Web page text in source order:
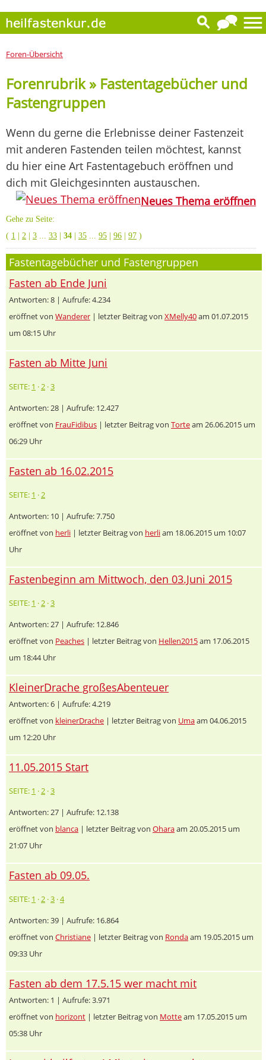
Foren-Übersicht
Forenrubrik » Fastentagebücher und
Fastengruppen
Wenn du gerne die Erlebnisse deiner Fastenzeit
mit anderen Fastenden teilen möchtest, kannst
du hier eine Art Fastentagebuch eröffnen und
dich mit Gleichgesinnten austauschen.
Neues Thema eröffnen
Gehe zu Seite:
( 1 2 3 33 34 35 95 96 97 )
Fastentagebücher und Fastengruppen
Fasten ab Ende Juni
Antworten: 8 | Aufrufe: 4.234
eröffnet von Wanderer | letzter Beitrag von XMelly40am 01.07.2015
um 08:15 Uhr
Fasten ab Mitte Juni
SEITE: 1 ·2 ·3
Antworten: 28 | Aufrufe: 12.427
eröffnet von FrauFidibus | letzter Beitrag von Torteam 26.06.2015 um
06:29 Uhr
Fasten ab 16.02.2015
SEITE: 1 ·2
Antworten: 10 | Aufrufe: 7.750
eröffnet von herli | letzter Beitrag von herliam 18.06.2015 um 10:07
Uhr
Fastenbeginn am Mittwoch, den 03.Juni 2015
SEITE: 1 ·2 ·3
Antworten: 27 | Aufrufe: 12.846
eröffnet von Peaches | letzter Beitrag von Hellen2015am 17.06.2015
um 18:44 Uhr
KleinerDrache großesAbenteuer
Antworten: 6 | Aufrufe: 4.219
eröffnet von kleinerDrache | letzter Beitrag von Umaam 04.06.2015
um 12:20 Uhr
11.05.2015 Start
SEITE: 1 ·2 ·3
Antworten: 27 | Aufrufe: 12.138
eröffnet von blanca | letzter Beitrag von Oharaam 20.05.2015 um
21:07 Uhr
Fasten ab 09.05.
SEITE: 1 ·2 ·3 ·4
Antworten: 39 | Aufrufe: 16.864
eröffnet von Christiane | letzter Beitrag von Rondaam 19.05.2015 um
09:33 Uhr
Fasten ab dem 17.5.15 wer macht mit
Antworten: 1 | Aufrufe: 3.971
eröffnet von horizont | letzter Beitrag von Motteam 17.05.2015 um
05:38 Uhr